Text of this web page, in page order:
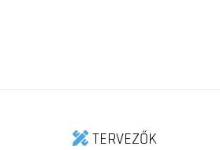
TERVEZŐK